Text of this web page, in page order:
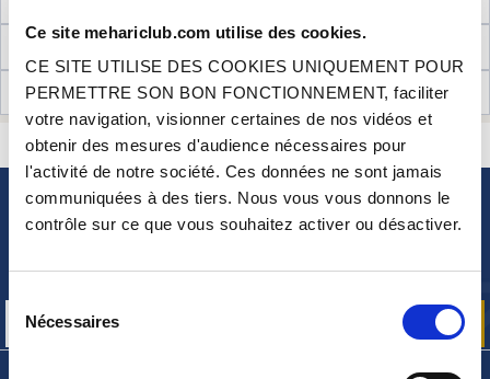
Ce site mehariclub.com utilise des cookies.
CE SITE UTILISE DES COOKIES UNIQUEMENT POUR
PERMETTRE SON BON FONCTIONNEMENT, faciliter
votre navigation, visionner certaines de nos vidéos et
obtenir des mesures d'audience nécessaires pour
l'activité de notre société. Ces données ne sont jamais
communiquées à des tiers. Nous vous vous donnons le
contrôle sur ce que vous souhaitez activer ou désactiver.
Sélection
consentement
Nécessaires
AVIS CLIENTS (32)
UNE QUESTION ? BESOIN D 'AIDE ? CONTACTEZ-NOUS
NEWSLETTER
nos offres promos et actualités produits